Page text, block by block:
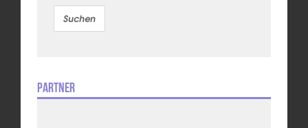
Partner